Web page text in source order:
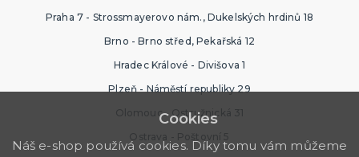
Praha 7 - Strossmayerovo nám., Dukelských hrdinů 18
Brno - Brno střed, Pekařská 12
Hradec Králové - Divišova 1
Plzeň - Náměstí republiky 29
Olomouc - Ostružnická 31
Ostrava - Poštovní 5
Cookies
Náš e-shop používá cookies. Díky tomu vám můžeme